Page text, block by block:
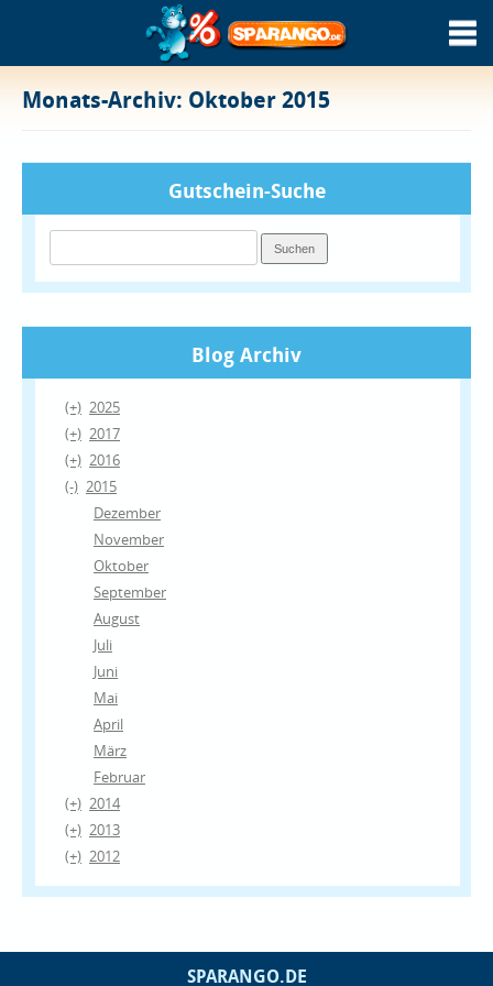
Monats-Archiv: Oktober 2015
Gutschein-Suche
nach:
Blog Archiv
(+) 2025
(+) 2017
(+) 2016
(-) 2015
Dezember
November
Oktober
September
August
Juli
Juni
Mai
April
März
Februar
(+) 2014
(+) 2013
(+) 2012
SPARANGO.DE